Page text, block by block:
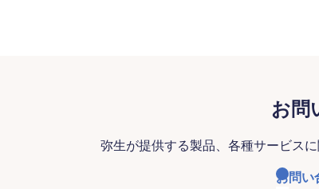
お問
弥生が提供する製品、各種サービス
お問い